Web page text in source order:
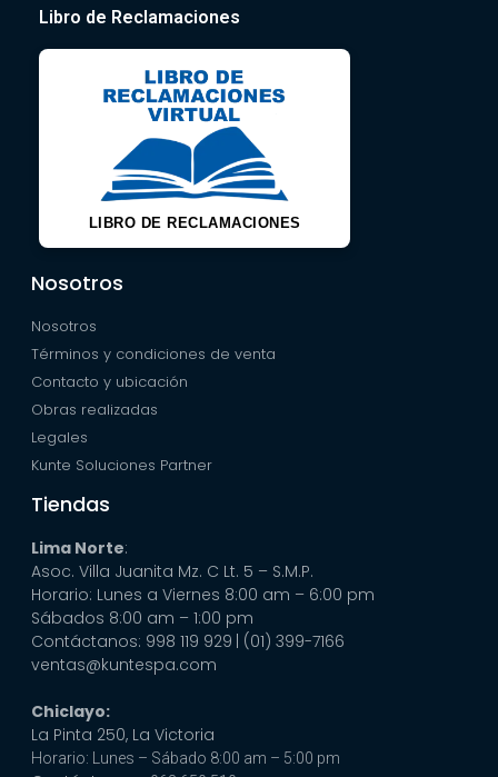
Libro de Reclamaciones
LIBRO DE RECLAMACIONES
Nosotros
Nosotros
Términos y condiciones de venta
Contacto y ubicación
Obras realizadas
Legales
Kunte Soluciones Partner
Tiendas
Lima Norte:
Asoc. Villa Juanita Mz. C Lt. 5 – S.M.P.
Horario: Lunes a Viernes 8:00 am – 6:00 pm
Sábados 8:00 am – 1:00 pm
Contáctanos: 998 119 929 | (01) 399-7166
ventas@kuntespa.com
Chiclayo:
La Pinta 250, La Victoria
Horario: Lunes – Sábado 8:00 am – 5:00 pm